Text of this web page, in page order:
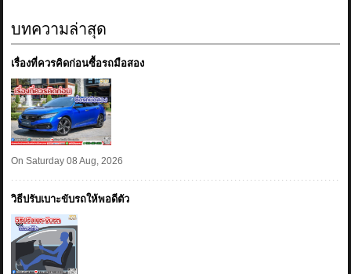
บทความล่าสุด
เรื่องที่ควรคิดก่อนซื้อรถมือสอง
On Saturday 08 Aug, 2026
วิธีปรับเบาะขับรถให้พอดีตัว